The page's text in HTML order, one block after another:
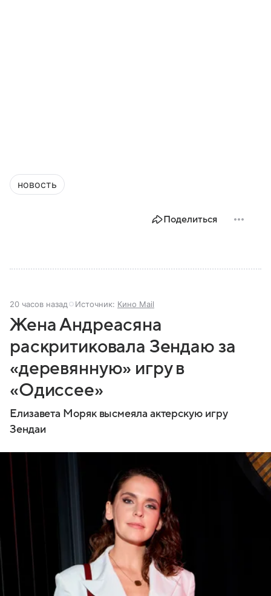
новость
Поделиться
20 часов назад Источник: Кино Mail
Жена Андреасяна
раскритиковала Зендаю за
«деревянную» игру в
«Одиссее»
Елизавета Моряк высмеяла актерскую игру
Зендаи